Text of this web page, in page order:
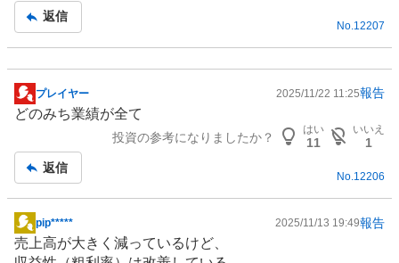
返信
No. 12207
掲
示
事
プレイヤー 2025/11/22 11:25報告
どのみち業績が全て
投資の参考になりましたか？
はい
11
いいえ
1
返信
No.12206
掲
示
pip***** 2025/11/13 19:49報告
売上高が大きく減っているけど、